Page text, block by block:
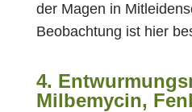
der Magen in
Beobachtung ist hier
4.
Milbemycin,